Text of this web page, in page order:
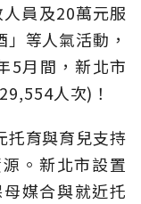
員及20萬元服
等人氣活動，
5月間，新北市
人次)！
托育與育兒支持
。新北市設置
媒合與就近托